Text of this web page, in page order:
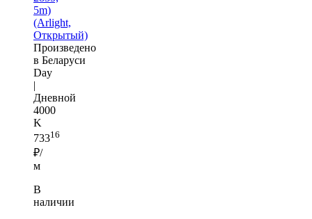
5m)
(Arlight,
Открытый)
Произведено
в Беларуси
Day
|
Дневной
4000
K
73316
₽/
м
В
наличии